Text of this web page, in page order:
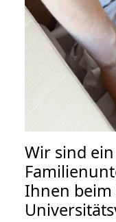
Wir sind ein
Ihnen beim